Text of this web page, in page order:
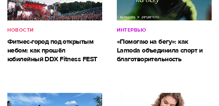
НОВОСТИ
Фитнес-город под открытым
небом: как прошёл
юбилейный DDX Fitness FEST
ИНТЕРВЬЮ
«Помогаю на бегу»: как
Lamoda объединила спорт и
благотворительность